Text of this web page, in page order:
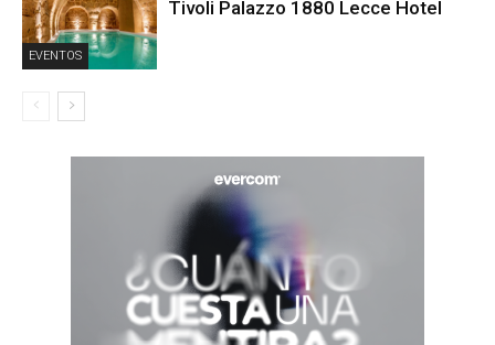
EVENTOS
Tivoli Palazzo 1880 Lecce Hotel